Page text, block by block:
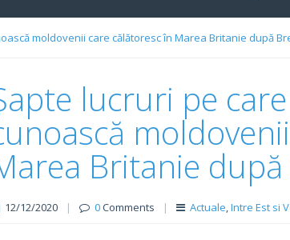
moldovenii care călătoresc în Marea Britanie după
lucruri pe
Britanie
12/12/2020 | 0Comments | Actuale,Intre Est si